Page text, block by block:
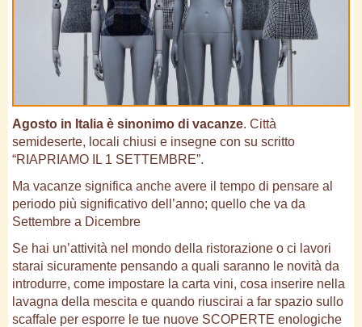
Agosto in Italia è sinonimo di vacanze. Città
semideserte, locali chiusi e insegne con su scritto
“RIAPRIAMO IL 1 SETTEMBRE”.
Ma vacanze significa anche avere il tempo di pensare al
periodo più significativo dell’anno; quello che va da
Settembre a Dicembre
Se hai un’attività nel mondo della ristorazione o ci lavori
starai sicuramente pensando a quali saranno le novità da
introdurre, come impostare la carta vini, cosa inserire nella
lavagna della mescita e quando riuscirai a far spazio sullo
scaffale per esporre le tue nuove SCOPERTE enologiche